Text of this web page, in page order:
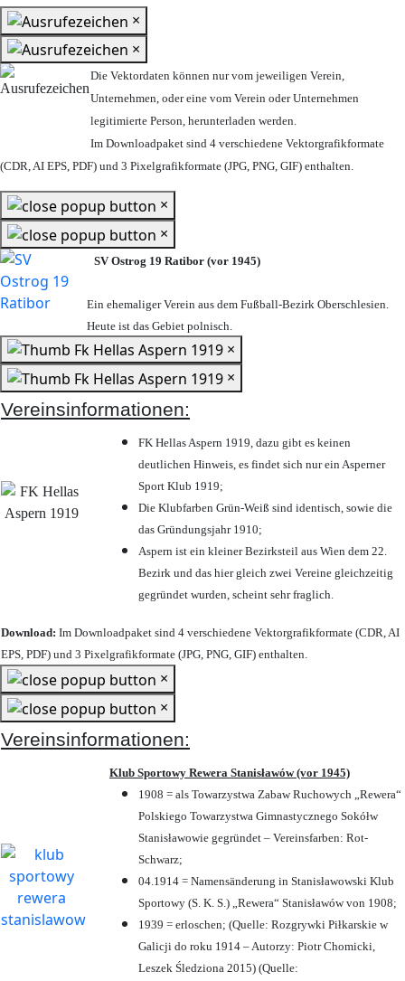
×
×
Die Vektordaten können nur vom jeweiligen Verein,
Unternehmen, oder eine vom Verein oder Unternehmen
legitimierte Person, herunterladen werden.
Im Downloadpaket sind 4 verschiedene Vektorgrafikformate
(CDR, AI EPS, PDF) und 3 Pixelgrafikformate (JPG, PNG, GIF) enthalten.
×
×
SV Ostrog 19 Ratibor (vor 1945)
Ein ehemaliger Verein aus dem Fußball-Bezirk Oberschlesien.
Heute ist das Gebiet polnisch.
×
×
Vereinsinformationen:
FK Hellas Aspern 1919, dazu gibt es keinen
deutlichen Hinweis, es findet sich nur ein Asperner
Sport Klub 1919;
Die Klubfarben Grün-Weiß sind identisch, sowie die
das Gründungsjahr 1910;
Aspern ist ein kleiner Bezirksteil aus Wien dem 22.
Bezirk und das hier gleich zwei Vereine gleichzeitig
gegründet wurden, scheint sehr fraglich.
Download: Im Downloadpaket sind 4 verschiedene Vektorgrafikformate (CDR, AI
EPS, PDF) und 3 Pixelgrafikformate (JPG, PNG, GIF) enthalten.
×
×
Vereinsinformationen:
Klub Sportowy Rewera Stanisławów (vor 1945)
1908 = als Towarzystwa Zabaw Ruchowych „Rewera“
Polskiego Towarzystwa Gimnastycznego Sokółw
Stanisławowie gegründet – Vereinsfarben: Rot-
Schwarz;
04.1914 = Namensänderung in Stanisławowski Klub
Sportowy (S. K. S.) „Rewera“ Stanisławów von 1908;
1939 = erloschen; (Quelle: Rozgrywki Piłkarskie w
Galicji do roku 1914 – Autorzy: Piotr Chomicki,
Leszek Śledziona 2015) (Quelle: